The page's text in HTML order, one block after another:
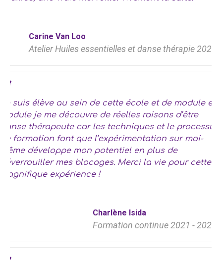
Carine Van Loo
Atelier Huiles essentielles et danse thérapie 2022
Je suis élève au sein de cette école et de module en
module je me découvre de réelles raisons d’être
danse thérapeute car les techniques et le processus
de formation font que l’expérimentation sur moi-
même développe mon potentiel en plus de
déverrouiller mes blocages. Merci la vie pour cette
magnifique expérience !
Charlène Isida
Formation continue 2021 - 2022